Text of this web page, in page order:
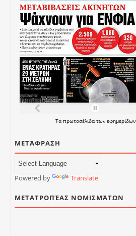
Τα πρωτοσέλιδα των εφημερίδων
ΜΕΤΆΦΡΑΣΗ
Powered by Translate
ΜΕΤΑΤΡΟΠΈΑΣ ΝΟΜΙΣΜΆΤΩΝ